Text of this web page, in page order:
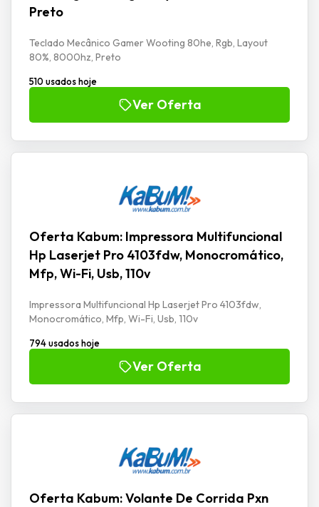
Preto
Teclado Mecânico Gamer Wooting 80he, Rgb, Layout
80%, 8000hz, Preto
510 usados hoje
Ver Oferta
Oferta Kabum: Impressora Multifuncional
Hp Laserjet Pro 4103fdw, Monocromático,
Mfp, Wi-Fi, Usb, 110v
Impressora Multifuncional Hp Laserjet Pro 4103fdw,
Monocromático, Mfp, Wi-Fi, Usb, 110v
794 usados hoje
Ver Oferta
Oferta Kabum: Volante De Corrida Pxn